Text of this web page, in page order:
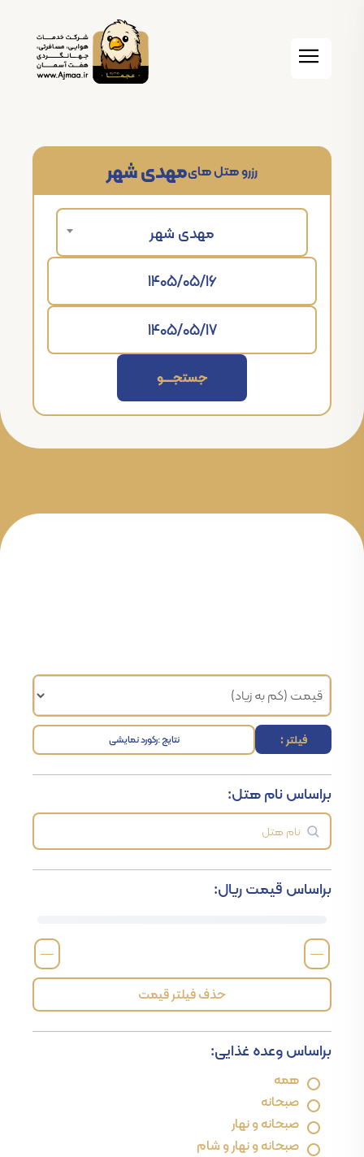
مهدی شهررزرو هتل های
مهدی شهر
جستجــــــو
فیلتر : نتایج :رکورد نمایشی
براساس نام هتل:
براساس قیمت ریال:
—
—
حذف فیلتر قیمت
براساس وعده غذایی:
همه
صبحانه
صبحانه و نهار
صبحانه و نهار و شام